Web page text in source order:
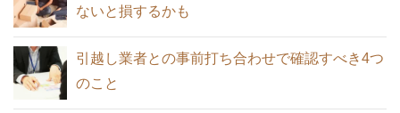
二人で同棲・同居を始めるときに知って
おくべき5つのポイント
進学による大学生の引っ越し！住む物件
引越し当日の急な精算に対応するため現
ないと損するかも
引越し業者との事前打ち合わせで確認すべき4つ
のこと